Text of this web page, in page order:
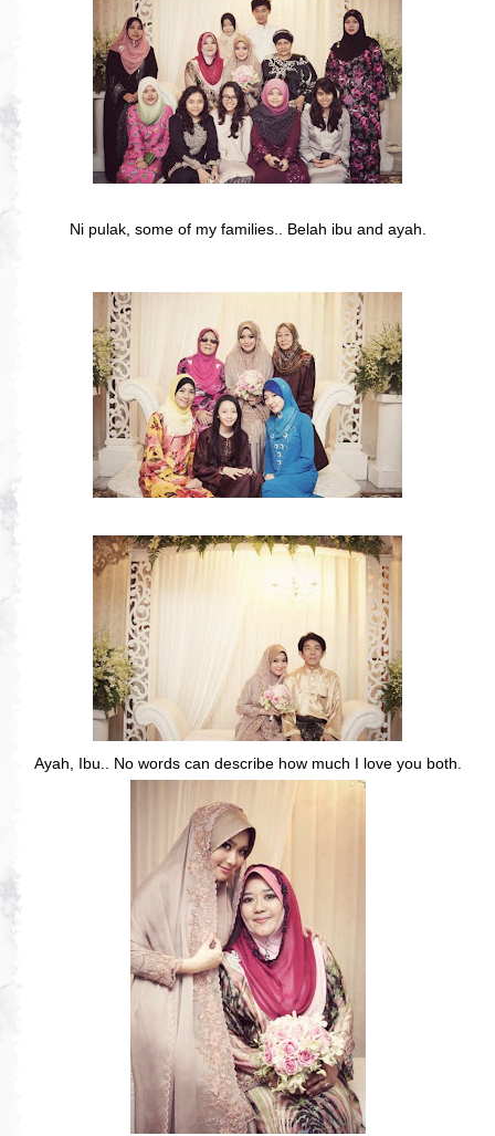
Ni pulak, some of my families.. Belah ibu and ayah.
Ayah, Ibu.. No words can describe how much I love you both.